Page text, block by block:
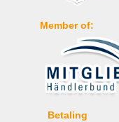
Member of:
Betaling